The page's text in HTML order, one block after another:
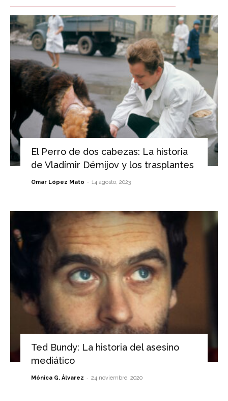
El Perro de dos cabezas: La historia
de Vladímir Démijov y los trasplantes
Omar López Mato - 14 agosto, 2023
Ted Bundy: La historia del asesino
mediático
Mónica G. Álvarez - 24 noviembre, 2020